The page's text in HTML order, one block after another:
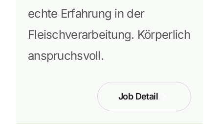
echte Erfahrung in der
Fleischverarbeitung. Körperlich
anspruchsvoll.
Job Detail